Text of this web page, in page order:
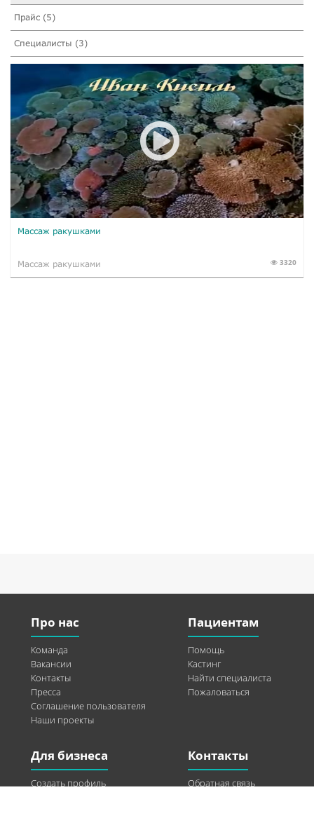
Прайс (5)
Специалисты (3)
Массаж ракушками
Массаж ракушками 3320
Про нас
Команда
Вакансии
Контакты
Пресса
Соглашение пользователя
Наши проекты
Пациентам
Помощь
Кастинг
Найти специалиста
Пожаловаться
Для бизнеса
Создать профиль
Контакты
Обратная связь